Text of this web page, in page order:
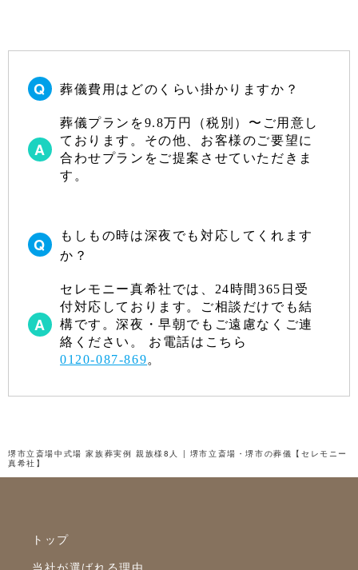
葬儀費用はどのくらい掛かりますか？
葬儀プランを9.8万円（税別）〜ご用意し
ております。その他、お客様のご要望に
合わせプランをご提案させていただきま
す。
もしもの時は深夜でも対応してくれます
か？
セレモニー真希社では、24時間365日受
付対応しております。ご相談だけでも結
構です。深夜・早朝でもご遠慮なくご連
絡ください。 お電話はこちら
0120-087-869。
堺市立斎場中式場 家族葬実例 親族様8人 | 堺市立斎場・堺市の葬儀【セレモニー
真希社】
トップ
当社が選ばれる理由